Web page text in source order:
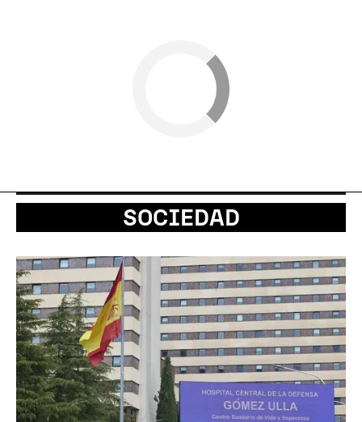
SOCIEDAD